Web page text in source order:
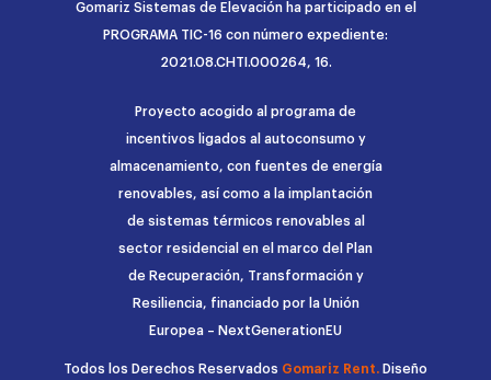
Gomariz Sistemas de Elevación ha participado en el
PROGRAMA TIC-16 con número expediente:
2021.08.CHTI.000264, 16.
Proyecto acogido al programa de
incentivos ligados al autoconsumo y
almacenamiento, con fuentes de energía
renovables, así como a la implantación
de sistemas térmicos renovables al
sector residencial en el marco del Plan
de Recuperación, Transformación y
Resiliencia, financiado por la Unión
Europea – NextGenerationEU
Todos los Derechos Reservados Gomariz Rent. Diseño